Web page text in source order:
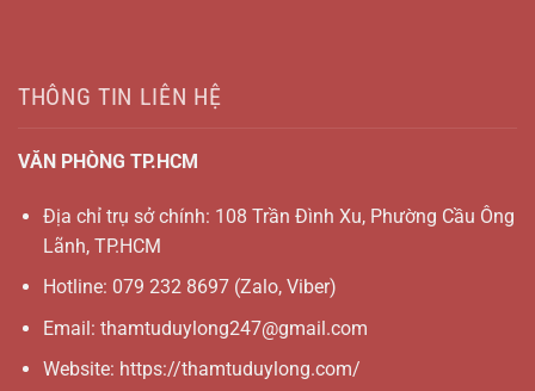
THÔNG TIN LIÊN HỆ
VĂN PHÒNG TP.HCM
Địa chỉ trụ sở chính: 108 Trần Đình Xu, Phường Cầu Ông
Lãnh, TP.HCM
Hotline: 079 232 8697(Zalo, Viber)
Email: thamtuduylong247@gmail.com
Website: https://thamtuduylong.com/